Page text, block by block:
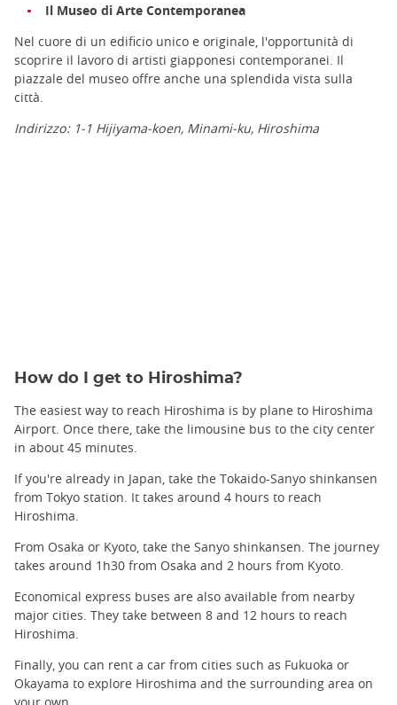
Il Museo di Arte Contemporanea
Nel cuore di un edificio unico e originale, l'opportunità di
scoprire il lavoro di artisti giapponesi contemporanei. Il
piazzale del museo offre anche una splendida vista sulla
città.
Indirizzo: 1-1 Hijiyama-koen, Minami-ku, Hiroshima
How do I get to Hiroshima?
The easiest way to reach Hiroshima is by plane to Hiroshima
Airport. Once there, take the limousine bus to the city center
in about 45 minutes.
If you're already in Japan, take the Tokaido-Sanyo shinkansen
from Tokyo station. It takes around 4 hours to reach
Hiroshima.
From Osaka or Kyoto, take the Sanyo shinkansen. The journey
takes around 1h30 from Osaka and 2 hours from Kyoto.
Economical express buses are also available from nearby
major cities. They take between 8 and 12 hours to reach
Hiroshima.
Finally, you can rent a car from cities such as Fukuoka or
Okayama to explore Hiroshima and the surrounding area on